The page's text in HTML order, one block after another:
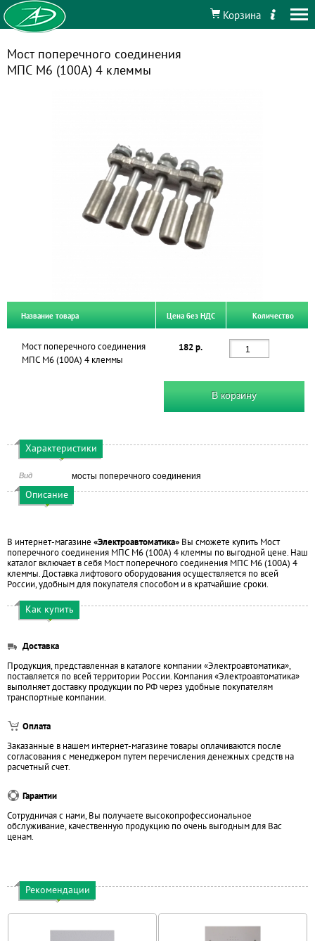
Корзина
Мост поперечного соединения
МПС М6 (100А) 4 клеммы
Название товара Цена без НДС Количество
Мост поперечного соединения
МПС М6 (100А) 4 клеммы
182 р.
В корзину
Характеристики
Вид мосты поперечного соединения
Описание
В интернет-магазине «Электроавтоматика» Вы сможете купить Мост
поперечного соединения МПС М6 (100А) 4 клеммы по выгодной цене. Наш
каталог включает в себя Мост поперечного соединения МПС М6 (100А) 4
клеммы. Доставка лифтового оборудования осуществляется по всей
России, удобным для покупателя способом и в кратчайшие сроки.
Как купить
Доставка
Продукция, представленная в каталоге компании «Электроавтоматика»,
поставляется по всей территории России. Компания «Электроавтоматика»
выполняет доставку продукции по РФ через удобные покупателям
транспортные компании.
Оплата
Заказанные в нашем интернет-магазине товары оплачиваются после
согласования с менеджером путем перечисления денежных средств на
расчетный счет.
Гарантии
Сотрудничая с нами, Вы получаете высокопрофессиональное
обслуживание, качественную продукцию по очень выгодным для Вас
ценам.
Рекомендации